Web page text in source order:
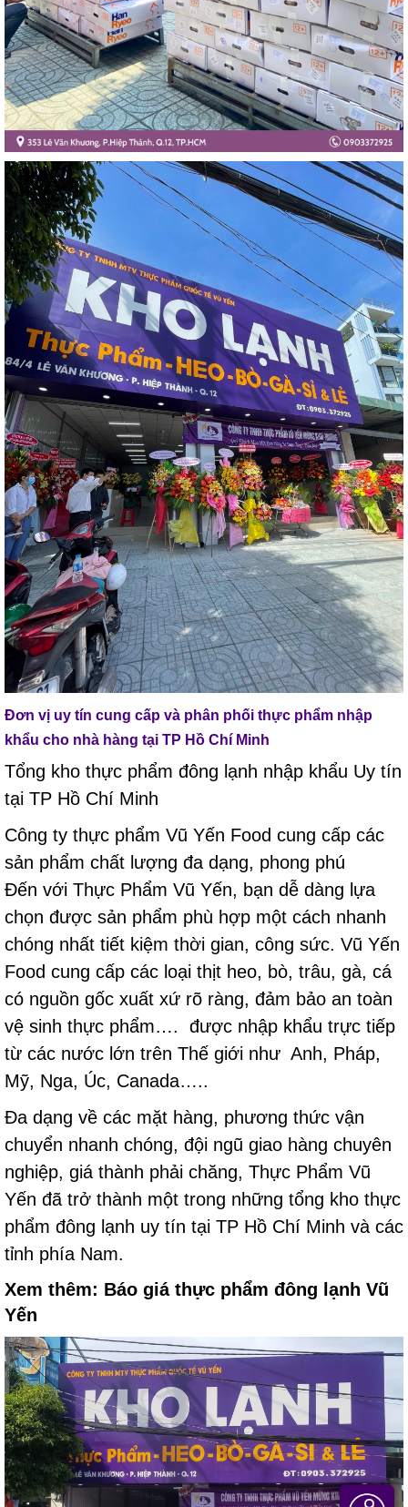
Đơn vị uy tín cung cấp và phân phối thực phẩm nhập
khẩu cho nhà hàng tại TP Hồ Chí Minh
Tổng kho thực phẩm đông lạnh nhập khẩu Uy tín
tại TP Hồ Chí Minh
Công ty thực phẩm Vũ Yến Food cung cấp các
sản phẩm chất lượng đa dạng, phong phú
Đến với Thực Phẩm Vũ Yến, bạn dễ dàng lựa
chọn được sản phẩm phù hợp một cách nhanh
chóng nhất tiết kiệm thời gian, công sức. Vũ Yến
Food cung cấp các loại thịt heo, bò, trâu, gà, cá
có nguồn gốc xuất xứ rõ ràng, đảm bảo an toàn
vệ sinh thực phẩm…. được nhập khẩu trực tiếp
từ các nước lớn trên Thế giới như Anh, Pháp,
Mỹ, Nga, Úc, Canada…..
Đa dạng về các mặt hàng, phương thức vận
chuyển nhanh chóng, đội ngũ giao hàng chuyên
nghiệp, giá thành phải chăng, Thực Phẩm Vũ
Yến đã trở thành một trong những tổng kho thực
phẩm đông lạnh uy tín tại TP Hồ Chí Minh và các
tỉnh phía Nam.
Xem thêm: Báo giá thực phẩm đông lạnh Vũ
Yến